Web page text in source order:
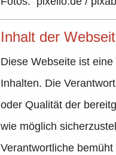
Inhalt der
Diese Webseite ist
Inhalten. Die
oder Qualität der
wie möglich
Verantwortliche